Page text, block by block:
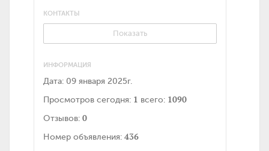
КОНТАКТЫ
Показать
ИНФОРМАЦИЯ
Дата: 09 января 2025г.
Просмотров сегодня: 1 всего: 1090
Отзывов: 0
Номер объявления: 436